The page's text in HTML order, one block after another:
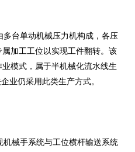
台单动机械压力机构成，各压
加工工位以实现工件翻转。该
模式，属于半机械化流水线生
业仍采用此类生产方式。
械手系统与工位横杆输送系统